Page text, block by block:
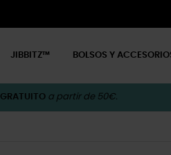
JIBBITZ™ BOLSOS Y
GRATUITO a partir de 50€.